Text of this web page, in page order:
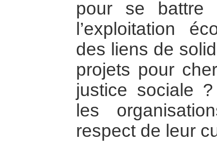
pour se battre
l’exploitation
des liens de
projets pour
justice sociale
les
respect de leur